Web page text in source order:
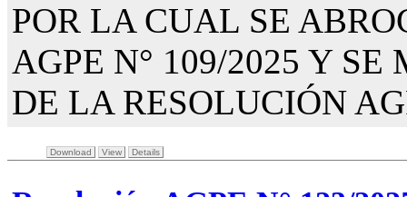
POR LA CUAL SE
AGPE N° 109/2025 Y
DE LA RESOLUCIÓN
Download View Details